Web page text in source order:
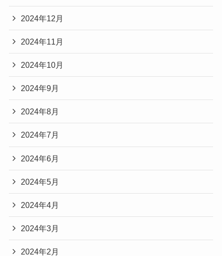
2024年12月
2024年11月
2024年10月
2024年9月
2024年8月
2024年7月
2024年6月
2024年5月
2024年4月
2024年3月
2024年2月